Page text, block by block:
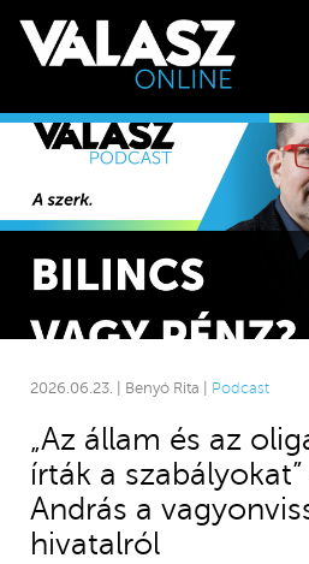
2026.06.23. | Benyó Rita | Podcast
„Az állam és az
írták a
András a
hivatalról